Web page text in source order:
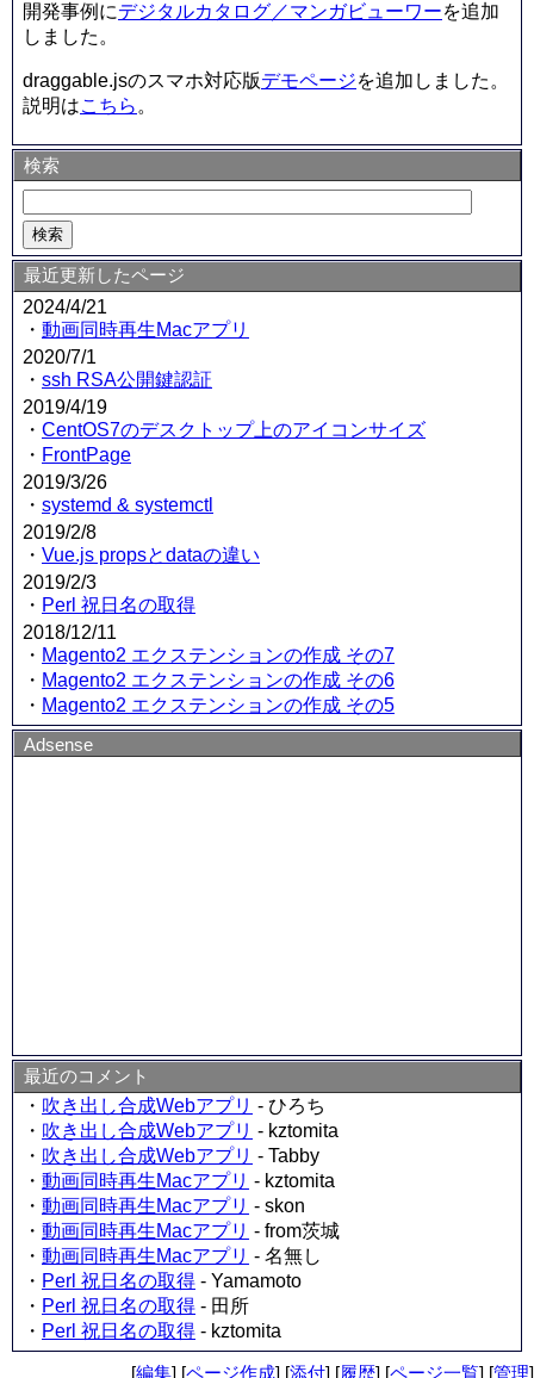
開発事例にデジタルカタログ／マンガビューワーを追加
しました。
draggable.jsのスマホ対応版デモページを追加しました。
説明はこちら。
検索
最近更新したページ
2024/4/21
・ 動画同時再生Macアプリ
2020/7/1
・ ssh RSA公開鍵認証
2019/4/19
・ CentOS7のデスクトップ上のアイコンサイズ
・ FrontPage
2019/3/26
・ systemd & systemctl
2019/2/8
・ Vue.js propsとdataの違い
2019/2/3
・ Perl 祝日名の取得
2018/12/11
・ Magento2 エクステンションの作成 その7
・ Magento2 エクステンションの作成 その6
・ Magento2 エクステンションの作成 その5
Adsense
最近のコメント
・ 吹き出し合成Webアプリ - ひろち
・ 吹き出し合成Webアプリ - kztomita
・ 吹き出し合成Webアプリ - Tabby
・ 動画同時再生Macアプリ - kztomita
・ 動画同時再生Macアプリ - skon
・ 動画同時再生Macアプリ - from茨城
・ 動画同時再生Macアプリ - 名無し
・ Perl 祝日名の取得 - Yamamoto
・ Perl 祝日名の取得 - 田所
・ Perl 祝日名の取得 - kztomita
[編集] [ページ作成] [添付] [履歴] [ページ一覧] [管理]